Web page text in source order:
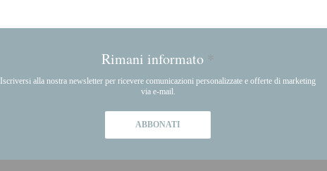
Rimani informato *
Iscriversi alla nostra newsletter per ricevere comunicazioni personalizzate e offerte di marketing
via e-mail.
ABBONATI